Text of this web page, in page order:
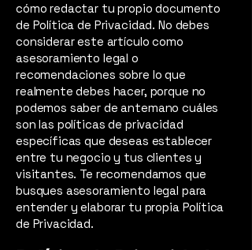
cómo redactar tu propio documento
de Política de Privacidad. No debes
considerar este artículo como
asesoramiento legal o
recomendaciones sobre lo que
realmente debes hacer, porque no
podemos saber de antemano cuáles
son las políticas de privacidad
específicas que deseas establecer
entre tu negocio y tus clientes y
visitantes. Te recomendamos que
busques asesoramiento legal para
entender y elaborar tu propia Política
de Privacidad.